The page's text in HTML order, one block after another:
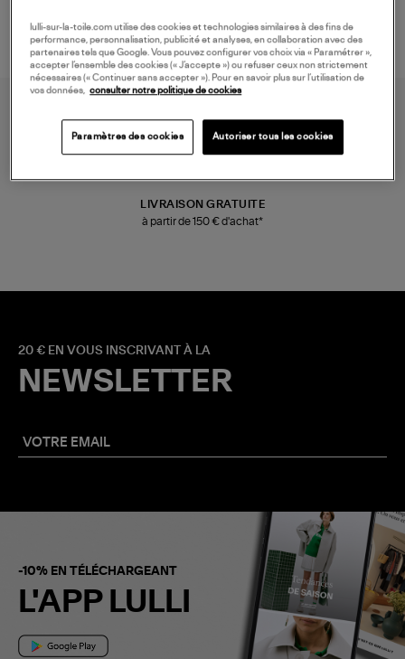
LIVRAISON GRATUITE
à partir de 150 € d'achat*
20 € EN VOUS INSCRIVANT À LA
NEWSLETTER
-10% EN TÉLÉCHARGEANT
L'APP LULLI
lulli-sur-la-toile.com utilise des cookies et technologies similaires à des fins de
performance, personnalisation, publicité et analyses, en collaboration avec des
partenaires tels que Google. Vous pouvez configurer vos choix via « Paramétrer »,
accepter l’ensemble des cookies (« J’accepte ») ou refuser ceux non strictement
nécessaires (« Continuer sans accepter »). Pour en savoir plus sur l’utilisation de
vos données, consulter notre politique de cookies
Paramètres des cookies Autoriser tous les cookies